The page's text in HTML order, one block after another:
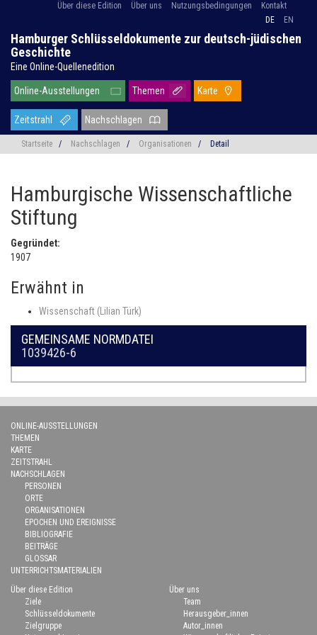
Über diese Edition Über uns Nutzungsbedingungen
Kontakt
DE
EN
Hamburger Schlüsseldokumente zur deutsch-jüdischen
Geschichte
Eine Online-Quellenedition
Online-Ausstellungen Themen Karte
Zeitstrahl Nachschlagen
Startseite / Nachschlagen / Organisationen / Detail
Hamburgische Wissenschaftliche
Stiftung
Gegründet:
1907
Erwähnt in
Wissenschaft (Lilian Türk)
GEMEINSAME NORMDATEI
1039426-6
ONLINE-AUSSTELLUNGEN
THEMEN
KARTE
ZEITSTRAHL
NACHSCHLAGEN
PERSONEN
ORTE
ORGANISATIONEN
EPOCHEN UND EREIGNISSE
BIBLIOGRAFIE
BEITRÄGE
GLOSSAR
UNTERRICHTSMATERIALIEN
Über diese Edition
Ziele
Schlüsseldokumente
Zielgruppe
Über uns
Team
Herausgeber_innen
Autor_innen